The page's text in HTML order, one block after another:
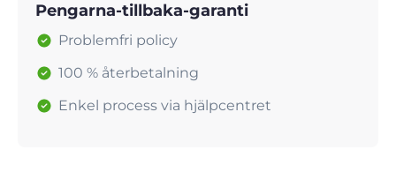
Pengarna-tillbaka-garanti
Problemfri policy
100 % återbetalning
Enkel process via hjälpcentret